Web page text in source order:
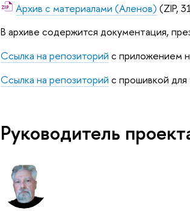
Архив с материалами (Аленов) (ZIP,
В архиве содержится документация,
Ссылка на репозиторий с приложением
Ссылка на репозиторий с прошивкой
Руководитель